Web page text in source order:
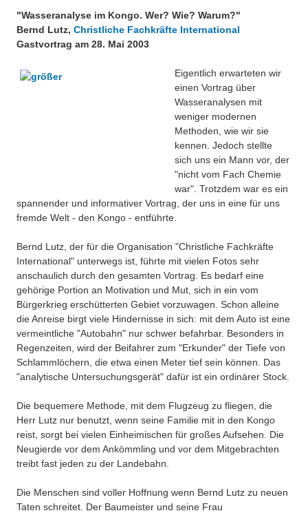
Berufsinformation
Benzolring online
Der Institutskalender
QM-Zertifizierung nach SGB III / AZAV
"Wasseranalyse im Kongo. Wer? Wie? Warum?"
Bernd Lutz, Christliche Fachkräfte International
Gastvortrag am 28. Mai 2003
Eigentlich erwarteten wir
einen Vortrag über
Wasseranalysen mit
weniger modernen
Methoden, wie wir sie
kennen. Jedoch stellte
sich uns ein Mann vor, der
"nicht vom Fach Chemie
war". Trotzdem war es ein
spannender und informativer Vortrag, der uns in eine für uns
fremde Welt - den Kongo - entführte.
Bernd Lutz, der für die Organisation "Christliche Fachkräfte
International" unterwegs ist, führte mit vielen Fotos sehr
anschaulich durch den gesamten Vortrag. Es bedarf eine
gehörige Portion an Motivation und Mut, sich in ein vom
Bürgerkrieg erschütterten Gebiet vorzuwagen. Schon alleine
die Anreise birgt viele Hindernisse in sich: mit dem Auto ist eine
vermeintliche "Autobahn" nur schwer befahrbar. Besonders in
Regenzeiten, wird der Beifahrer zum "Erkunder" der Tiefe von
Schlammlöchern, die etwa einen Meter tief sein können. Das
"analytische Untersuchungsgerät" dafür ist ein ordinärer Stock.
Die bequemere Methode, mit dem Flugzeug zu fliegen, die
Herr Lutz nur benutzt, wenn seine Familie mit in den Kongo
reist, sorgt bei vielen Einheimischen für großes Aufsehen. Die
Neugierde vor dem Ankömmling und vor dem Mitgebrachten
treibt fast jeden zu der Landebahn.
Die Menschen sind voller Hoffnung wenn Bernd Lutz zu neuen
Taten schreitet. Der Baumeister und seine Frau